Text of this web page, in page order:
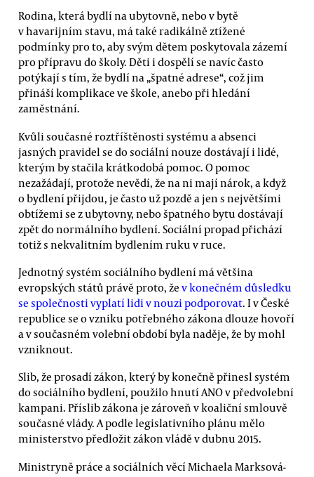
Rodina, která bydlí na ubytovně, nebo v bytě
v havarijním stavu, má také radikálně ztížené
podmínky pro to, aby svým dětem poskytovala zázemí
pro přípravu do školy. Děti i dospělí se navíc často
potýkají s tím, že bydlí na „špatné adrese“, což jim
přináší komplikace ve škole, anebo při hledání
zaměstnání.
Kvůli současné roztříštěnosti systému a absenci
jasných pravidel se do sociální nouze dostávají i lidé,
kterým by stačila krátkodobá pomoc. O pomoc
nezažádají, protože nevědí, že na ni mají nárok, a když
o bydlení přijdou, je často už pozdě a jen s největšími
obtížemi se z ubytovny, nebo špatného bytu dostávají
zpět do normálního bydlení. Sociální propad přichází
totiž s nekvalitním bydlením ruku v ruce.
Jednotný systém sociálního bydlení má většina
evropských států právě proto, že v konečném důsledku
se společnosti vyplatí lidi v nouzi podporovat. I v České
republice se o vzniku potřebného zákona dlouze hovoří
a v současném volební období byla naděje, že by mohl
vzniknout.
Slib, že prosadí zákon, který by konečně přinesl systém
do sociálního bydlení, použilo hnutí ANO v předvolební
kampani. Příslib zákona je zároveň v koaliční smlouvě
současné vlády. A podle legislativního plánu mělo
ministerstvo předložit zákon vládě v dubnu 2015.
Ministryně práce a sociálních věcí Michaela Marksová-